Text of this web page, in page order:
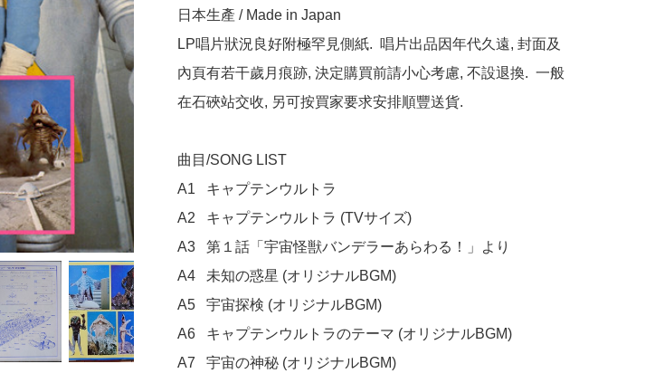
日本生產 / Made in Japan
LP唱片狀況良好附極罕見側紙.  唱片出品因年代久遠, 封面及
內頁有若干歲月痕跡, 決定購買前請小心考慮, 不設退換.  一般
在石硤站交收, 另可按買家要求安排順豐送貨.
曲目/SONG LIST
A1	キャプテンウルトラ
A2	キャプテンウルトラ (TVサイズ)
A3	第１話「宇宙怪獣バンデラーあらわる！」より
A4	未知の惑星 (オリジナルBGM)
A5	宇宙探検 (オリジナルBGM)
A6	キャプテンウルトラのテーマ (オリジナルBGM)
A7	宇宙の神秘 (オリジナルBGM)